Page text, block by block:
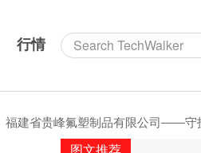
行情
氟塑制品有限公司——守护万家的靠
图文推荐